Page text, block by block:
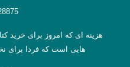
هزینه ای که امروز برای خرید
هایی است که فردا برای